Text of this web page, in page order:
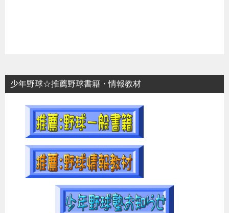
少年野球☆推薦野球書籍・情報教材